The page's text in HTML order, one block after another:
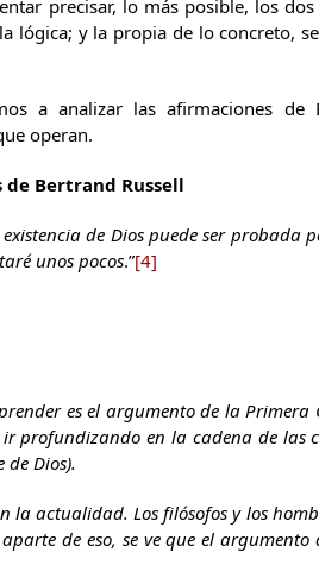
precisar, lo más posible, los
lógica; y la propia de lo concreto,
a analizar las afirmaciones
operan.
de Bertrand Russell
de Dios puede ser
unos pocos.”[4]
es el argumento de la
profundizando en la cadena de las
Dios).
la actualidad. Los filósofos y los
de eso, se ve que el